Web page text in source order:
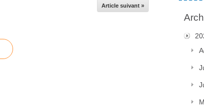
Article suivant »